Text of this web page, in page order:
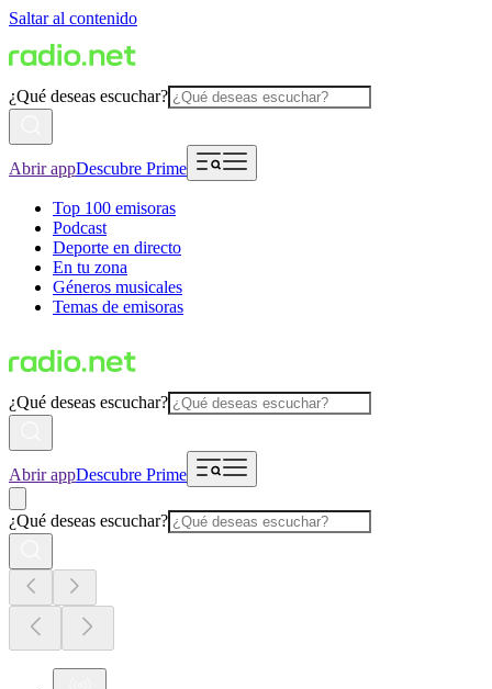
Saltar al contenido
¿Qué deseas escuchar?
Abrir appDescubre Prime
Top 100 emisoras
Podcast
Deporte en directo
En tu zona
Géneros musicales
Temas de emisoras
¿Qué deseas escuchar?
Abrir appDescubre Prime
¿Qué deseas escuchar?